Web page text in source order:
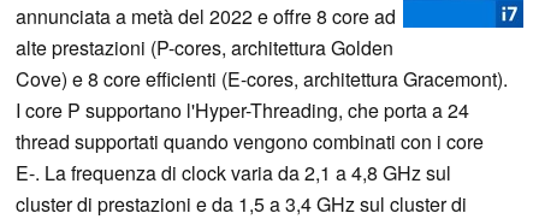
annunciata a metà del 2022 e offre 8 core ad
alte prestazioni (P-cores, architettura Golden
Cove) e 8 core efficienti (E-cores, architettura Gracemont).
I core P supportano l'Hyper-Threading, che porta a 24
thread supportati quando vengono combinati con i core
E-. La frequenza di clock varia da 2,1 a 4,8 GHz sul
cluster di prestazioni e da 1,5 a 3,4 GHz sul cluster di